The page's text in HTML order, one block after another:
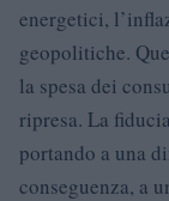
energetici,
geopolitiche.
la spesa dei
ripresa. La
portando a una
conseguenza, a